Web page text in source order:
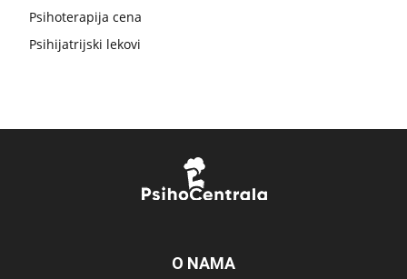
Psihoterapija cena
Psihijatrijski lekovi
O NAMA